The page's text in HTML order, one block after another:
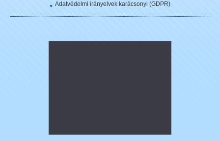
Adatvédelmi irányelvek karácsonyi (GDPR)